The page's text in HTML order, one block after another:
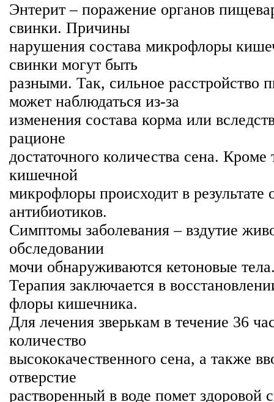
Энтерит – поражение органов
свинки. Причины
нарушения состава микрофлоры
свинки могут быть
разными. Так, сильное расстройство
может наблюдаться из-за
изменения состава корма или
рационе
достаточного количества сена.
кишечной
микрофлоры происходит в результате
антибиотиков.
Симптомы заболевания – вздутие
обследовании
мочи обнаруживаются кетоновые
Терапия заключается в
флоры кишечника.
Для лечения зверькам в течение 36
количество
высококачественного сена, а также
отверстие
растворенный в воде помет здоровой